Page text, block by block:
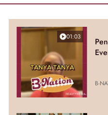
01:03
B-